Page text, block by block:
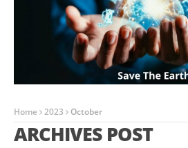
Home 2023 October
ARCHIVES POST